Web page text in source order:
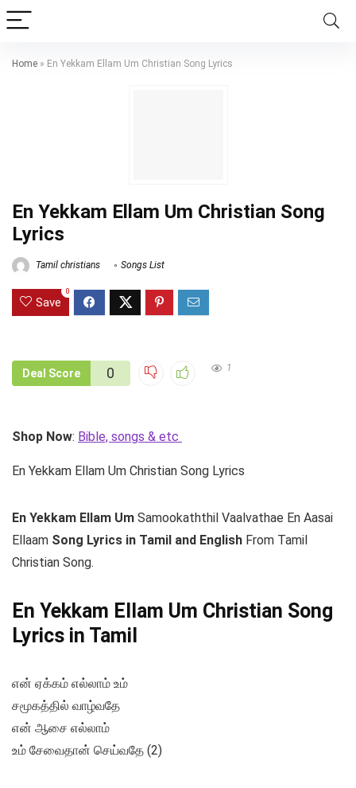
Home » En Yekkam Ellam Um Christian Song Lyrics
En Yekkam Ellam Um Christian Song
Lyrics
Tamil christians Songs List
Save
0
Deal Score 0 1
Shop Now: Bible, songs & etc
En Yekkam Ellam Um Christian Song Lyrics
En Yekkam Ellam Um Samookaththil Vaalvathae En Aasai
Ellaam Song Lyrics in Tamil and English From Tamil
Christian Song.
En Yekkam Ellam Um Christian Song
Lyrics in Tamil
என் ஏக்கம் எல்லாம் உம்
சமூகத்தில் வாழ்வதே
என் ஆசை எல்லாம்
உம் சேவைதான் செய்வதே (2)